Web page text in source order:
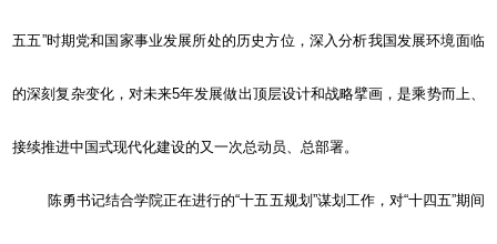
五五”时期党和国家事业发展所处的历史方位，深入分析我国发展环境面临
的深刻复杂变化，对未来5年发展做出顶层设计和战略擘画，是乘势而上、
接续推进中国式现代化建设的又一次总动员、总部署。
陈勇书记结合学院正在进行的“十五五规划”谋划工作，对“十四五”期间